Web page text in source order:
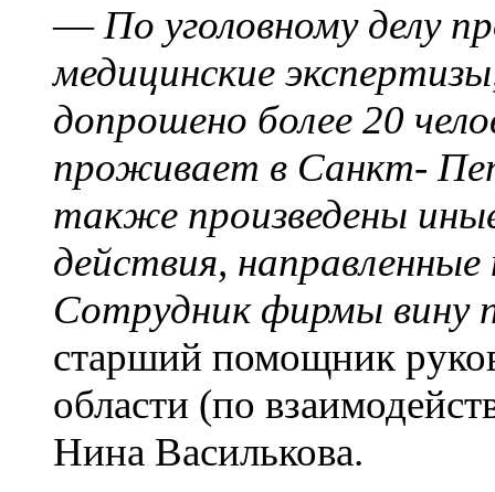
— По уголовному делу
медицинские
допрошено более 20
проживает в Санкт-
также произведены
действия,
Сотрудник фирмы вину
старший помощник
области (по
Нина Василькова.